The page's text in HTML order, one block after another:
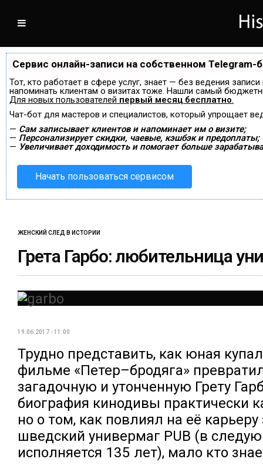
Сервис онлайн-записи на собственном Telegram-
Тот, кто работает в сфере услуг, знает — без ведения
напоминать клиентам о визитах тоже. Нашли самый
Для новых пользователей первый месяц бесплатно.
Чат-бот для мастеров и специалистов, который упрощает
— Сам записывает клиентов и напоминает им о визите;
— Персонализирует скидки, чаевые, кэшбэк и предоплаты;
— Увеличивает доходимость и помогает больше
Начать пользоваться сервисом
ЖЕНСКИЙ СЛЕД В ИСТОРИИ
Грета Гарбо: любительница
19.06.2017 - 11:00
Трудно представить, как юная
фильме «Петер–бродяга»
загадочную и утонченную Грету
биография кинодивы практически
но о том, как повлиял на её
шведский универмаг PUB (в
исполняется 135 лет), мало кто